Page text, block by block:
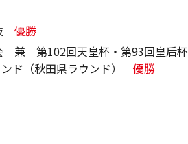
優勝
兼 第102回天皇杯・第93回皇后杯
ド（秋田県ラウンド） 優勝